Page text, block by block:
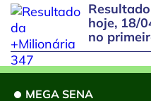
hoje, 18/
no
MEGA SENA